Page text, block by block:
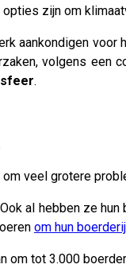
opties zijn om
aankondigen
volgens een
.
veel grotere
al hebben ze
om hun
om tot 3.000